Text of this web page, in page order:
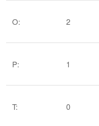
O: 2
P: 1
T: 0